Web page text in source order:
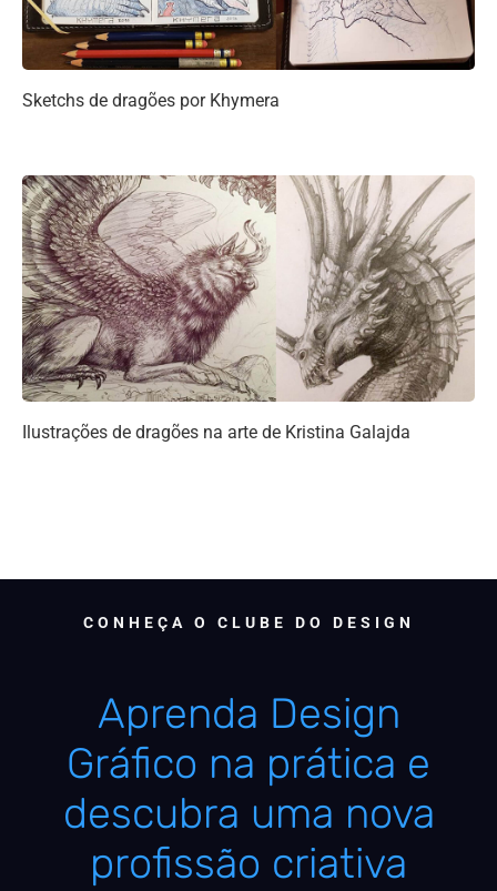
Sketchs de dragões por Khymera
Ilustrações de dragões na arte de Kristina Galajda
CONHEÇA O CLUBE DO DESIGN
Aprenda Design
Gráfico na prática e
descubra uma nova
profissão criativa